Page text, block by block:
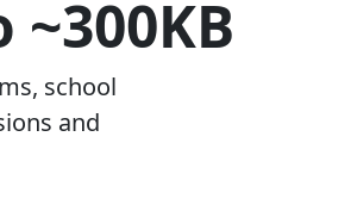
~300KB
school
and